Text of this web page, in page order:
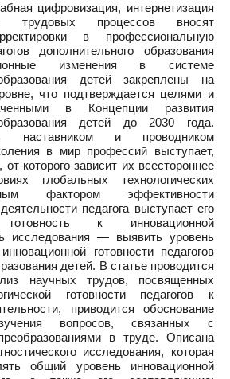
цифровизация, интернетизация
трудовых процессов вносят
в профессиональную
дополнительного образования
изменения в системе
детей закреплены на
что подтверждается целями и
в Концепции развития
детей до 2030 года.
наставником и проводником
в мир профессий выступает,
которого зависит их всестороннее
глобальных технологических
фактором эффективности
педагога выступает его
готовность к инновационной
исследования — выявить уровень
готовности педагогов
детей. В статье проводится
научных трудов, посвященных
готовности педагогов к
приводится обоснование
вопросов, связанных с
в труде. Описана
исследования, которая
общий уровень инновационной